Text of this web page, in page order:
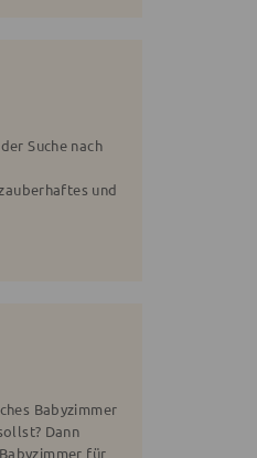
Suche nach
und
Babyzimmer
Dann
für